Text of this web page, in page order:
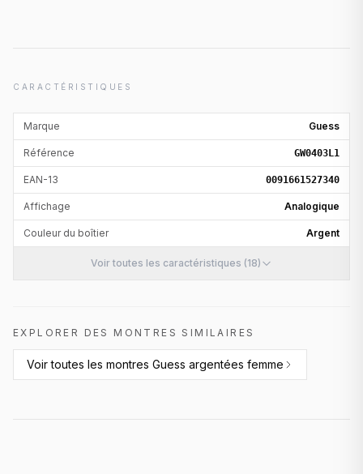
CARACTÉRISTIQUES
Marque Guess
Référence GW0403L1
EAN-13 0091661527340
Affichage Analogique
Couleur du boîtier Argent
Voir toutes les caractéristiques (18)
EXPLORER DES MONTRES SIMILAIRES
Voir toutes les montres Guess argentées femme